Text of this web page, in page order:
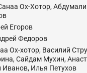
Ох-Хотор,
Егоров
Федоров
Ох-хотор, Василий
,Сайдам Мухин,
Иванов, Илья Петухов